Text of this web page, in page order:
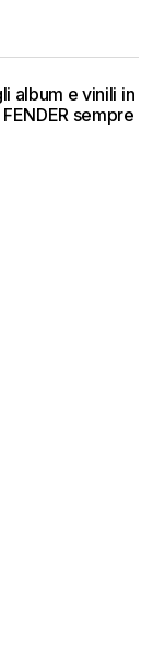
album e vinili in
sempre